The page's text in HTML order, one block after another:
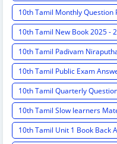
10th Tamil Monthly Question
10th Tamil New Book 2025 -
10th Tamil Padivam
10th Tamil Public Exam
10th Tamil Quarterly
10th Tamil Slow learners
10th Tamil Unit 1 Book Back